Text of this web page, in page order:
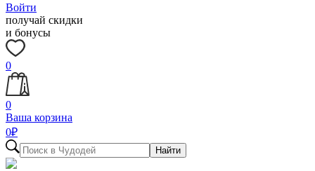
Войти
получай скидки
и бонусы
0
0
Ваша корзина
0₽
Найти